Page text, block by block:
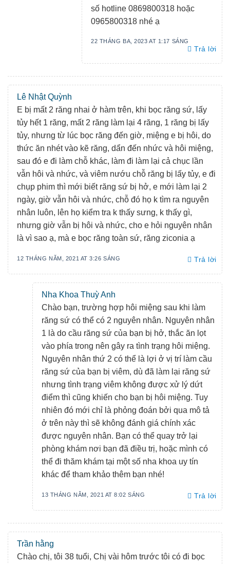
số hotline 0869800318 hoặc
0965800318 nhé ạ
22 THÁNG BA, 2023 AT 1:17 SÁNG
Trả lời
Lê Nhật Quỳnh
E bị mất 2 răng nhai ở hàm trên, khi bọc răng sứ, lấy
tủy hết 1 răng, mất 2 răng làm lại 4 răng, 1 răng bị lấy
tủy, nhưng từ lúc bọc răng đến giờ, miệng e bị hôi, do
thức ăn nhét vào kẽ răng, dẩn đến nhức và hôi miệng,
sau đó e đi làm chỗ khác, làm đi làm lại cả chục lần
vẫn hôi và nhức, và viêm nướu chỗ răng bị lấy tủy, e đi
chụp phim thì mới biết răng sứ bị hở, e mới làm lại 2
ngày, giờ vẫn hôi và nhức, chỗ đó họ k tìm ra nguyên
nhân luôn, lên họ kiểm tra k thấy sưng, k thấy gì,
nhưng giờ vẫn bị hôi và nhức, cho e hỏi nguyên nhân
là vì sao ạ, mà e bọc răng toàn sứ, răng ziconia ạ
12 THÁNG NĂM, 2021 AT 3:26 SÁNG Trả lời
Nha Khoa Thuỳ Anh
Chào bạn, trường hợp hôi miệng sau khi làm
răng sứ có thể có 2 nguyên nhân. Nguyên nhân
1 là do cầu răng sứ của bạn bị hở, thắc ăn lọt
vào phía trong nên gây ra tình trạng hôi miệng.
Nguyên nhân thứ 2 có thể là lợi ở vị trí làm cầu
răng sứ của bạn bị viêm, dù đã làm lại răng sứ
nhưng tình trạng viêm không được xử lý dứt
điểm thì cũng khiến cho bạn bị hôi miệng. Tuy
nhiên đó mới chỉ là phỏng đoán bởi qua mô tả
ở trên này thì sẽ không đánh giá chính xác
được nguyên nhân. Bạn có thể quay trở lại
phòng khám nơi bạn đã điều trị, hoặc mình có
thể đi thăm khám tại một số nha khoa uy tín
khác để tham khảo thêm bạn nhé!
13 THÁNG NĂM, 2021 AT 8:02 SÁNG Trả lời
Trần hằng
Chào chị, tôi 38 tuổi, Chị vài hôm trước tôi có đi bọc